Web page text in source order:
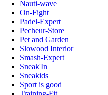
Nauti-wave
On-Fight
Padel-Expert
Pecheur-Store
Pet and Garden
Slowood Interior
Smash-Expert
Sneak'In
Sneakids
Sport is good